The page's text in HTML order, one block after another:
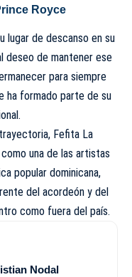
Royce
lugar de descanso en su
deseo de mantener ese
para siempre
ha formado parte de su
Fefita La
una de las artistas
popular dominicana,
del acordeón y del
como fuera del país.
Nodal